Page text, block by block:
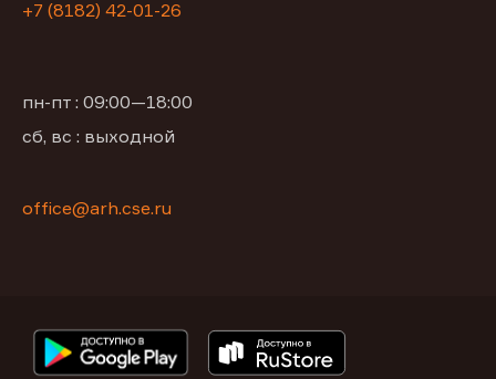
+7 (8182) 42-01-26
пн-пт : 09:00—18:00
сб, вс : выходной
office@arh.cse.ru